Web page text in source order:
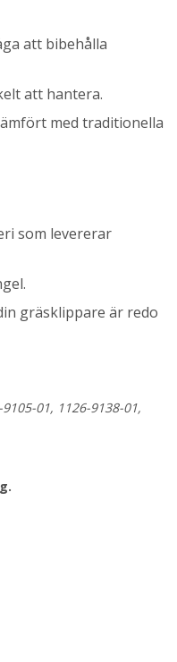
att bibehålla
att hantera.
med traditionella
som levererar
gräsklippare är redo
9105-01, 1126-9138-01,